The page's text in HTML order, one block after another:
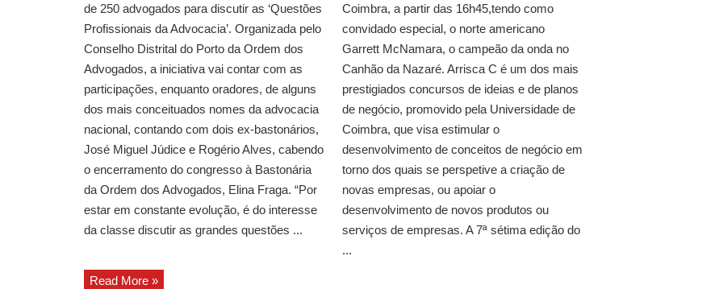
de 250 advogados para discutir as ‘Questões
Profissionais da Advocacia’. Organizada pelo
Conselho Distrital do Porto da Ordem dos
Advogados, a iniciativa vai contar com as
participações, enquanto oradores, de alguns
dos mais conceituados nomes da advocacia
nacional, contando com dois ex-bastonários,
José Miguel Júdice e Rogério Alves, cabendo
o encerramento do congresso à Bastonária
da Ordem dos Advogados, Elina Fraga. “Por
estar em constante evolução, é do interesse
da classe discutir as grandes questões ...
Read More »
Coimbra, a partir das 16h45,tendo como
convidado especial, o norte americano
Garrett McNamara, o campeão da onda no
Canhão da Nazaré. Arrisca C é um dos mais
prestigiados concursos de ideias e de planos
de negócio, promovido pela Universidade de
Coimbra, que visa estimular o
desenvolvimento de conceitos de negócio em
torno dos quais se perspetive a criação de
novas empresas, ou apoiar o
desenvolvimento de novos produtos ou
serviços de empresas. A 7ª sétima edição do
...